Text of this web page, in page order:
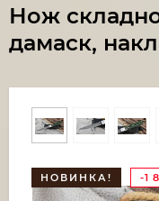
Нож
дамаск,
НОВИНКА! -1